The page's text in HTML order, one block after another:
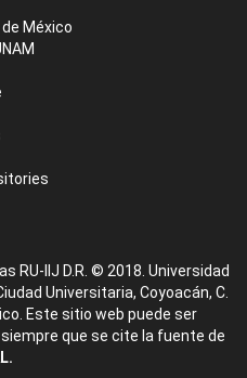
México
RU-IIJ D.R. © 2018. Universidad
Universitaria, Coyoacán, C.
Este sitio web puede ser
que se cite la fuente de